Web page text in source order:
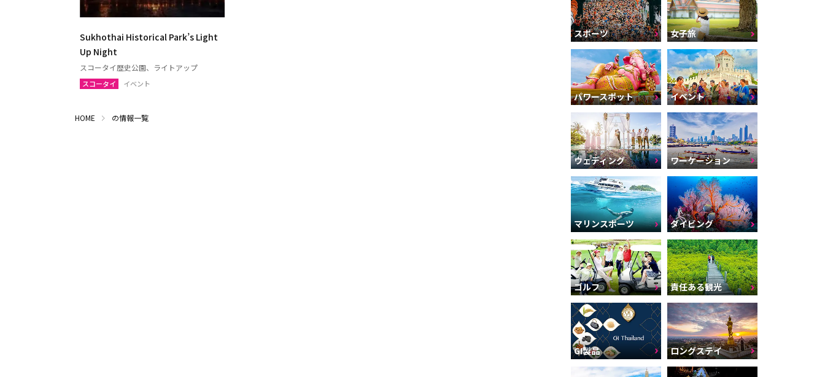
ペッチャブリー
スパンブリー
ランタ島（クラビ）
Sukhothai Historical Park’s Light
Up Night
スコータイ歴史公園、ライトアップ
スコータイ イベント
HOME の情報一覧
スポーツ 女子旅
パワースポット イベント
ウェディング ワーケーション
マリンスポーツ ダイビング
ゴルフ 責任ある観光
GI製品 ロングステイ